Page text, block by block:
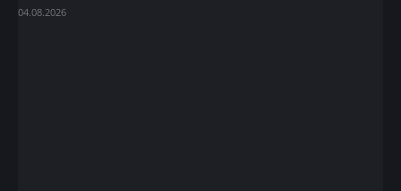
04.08.2026